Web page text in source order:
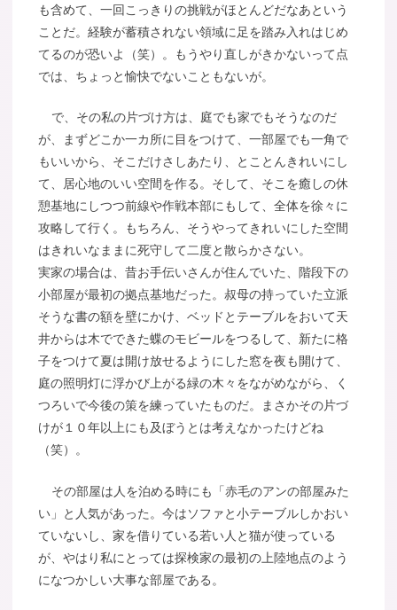
も含めて、一回こっきりの挑戦がほとんどだなあという
ことだ。経験が蓄積されない領域に足を踏み入れはじめ
てるのが恐いよ（笑）。もうやり直しがきかないって点
では、ちょっと愉快でないこともないが。
で、その私の片づけ方は、庭でも家でもそうなのだ
が、まずどこか一カ所に目をつけて、一部屋でも一角で
もいいから、そこだけさしあたり、とことんきれいにし
て、居心地のいい空間を作る。そして、そこを癒しの休
憩基地にしつつ前線や作戦本部にもして、全体を徐々に
攻略して行く。もちろん、そうやってきれいにした空間
はきれいなままに死守して二度と散らかさない。
実家の場合は、昔お手伝いさんが住んでいた、階段下の
小部屋が最初の拠点基地だった。叔母の持っていた立派
そうな書の額を壁にかけ、ベッドとテーブルをおいて天
井からは木でできた蝶のモビールをつるして、新たに格
子をつけて夏は開け放せるようにした窓を夜も開けて、
庭の照明灯に浮かび上がる緑の木々をながめながら、く
つろいで今後の策を練っていたものだ。まさかその片づ
けが１０年以上にも及ぼうとは考えなかったけどね
（笑）。
その部屋は人を泊める時にも「赤毛のアンの部屋みた
い」と人気があった。今はソファと小テーブルしかおい
ていないし、家を借りている若い人と猫が使っている
が、やはり私にとっては探検家の最初の上陸地点のよう
になつかしい大事な部屋である。